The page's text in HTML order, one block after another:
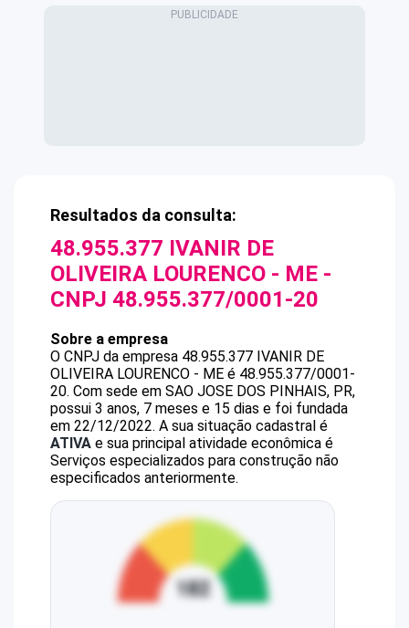
Resultados da consulta:
48.955.377 IVANIR DE
OLIVEIRA LOURENCO - ME -
CNPJ 48.955.377/0001-20
Sobre a empresa
O CNPJ da empresa 48.955.377 IVANIR DE
OLIVEIRA LOURENCO - ME é 48.955.377/0001-
20. Com sede em SAO JOSE DOS PINHAIS, PR,
possui 3 anos, 7 meses e 15 dias e foi fundada
em 22/12/2022. A sua situação cadastral é
ATIVA e sua principal atividade econômica é
Serviços especializados para construção não
especificados anteriormente.